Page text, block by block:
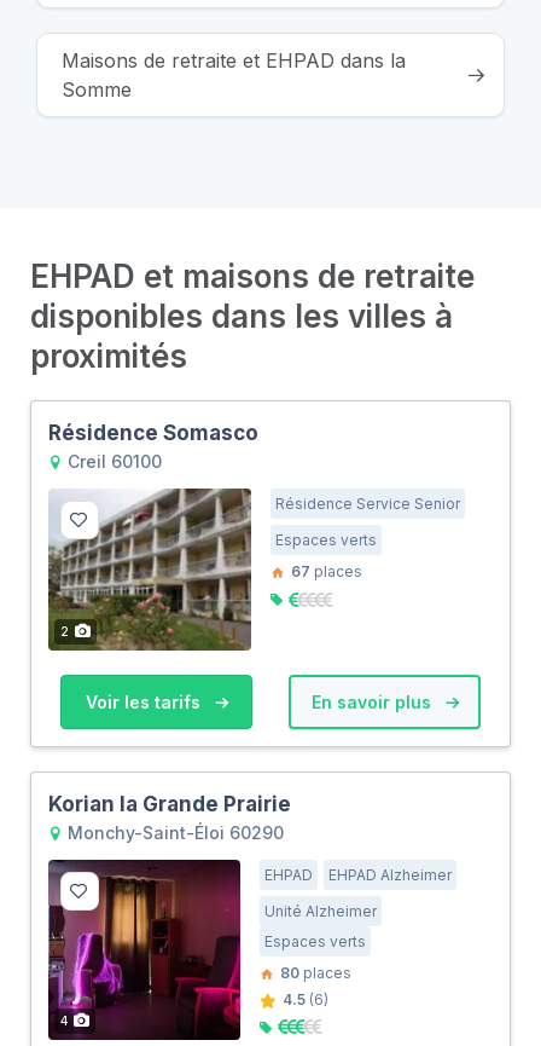
Maisons de retraite et EHPAD dans la
Somme
EHPAD et maisons de retraite
disponibles dans les villes à
proximités
Résidence Somasco
Creil 60100
2
Résidence Service Senior
Espaces verts
67 places
Voir les tarifs En savoir plus
Korian la Grande Prairie
Monchy-Saint-Éloi 60290
4
EHPAD
EHPAD Alzheimer
Unité Alzheimer
Espaces verts
80 places
4.5 (6)